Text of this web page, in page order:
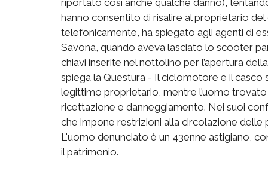
hanno consentito di risalire al proprietario
telefonicamente, ha spiegato agli agenti di
Savona, quando aveva lasciato lo scooter
chiavi inserite nel nottolino per l’apertura
spiega la Questura - Il ciclomotore e il
legittimo proprietario, mentre l’uomo
ricettazione e danneggiamento. Nei suoi
che impone restrizioni alla circolazione delle
L'uomo denunciato è un 43enne astigiano,
il patrimonio.